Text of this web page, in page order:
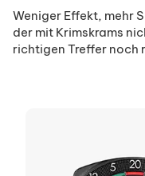
Weniger Effekt, mehr
der mit Krimskrams
richtigen Treffer noch